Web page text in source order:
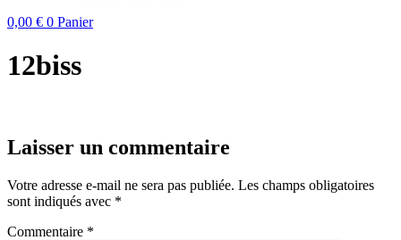
0,00 € 0 Panier
12biss
Laisser un commentaire
Votre adresse e-mail ne sera pas publiée. Les champs obligatoires
sont indiqués avec *
Commentaire *